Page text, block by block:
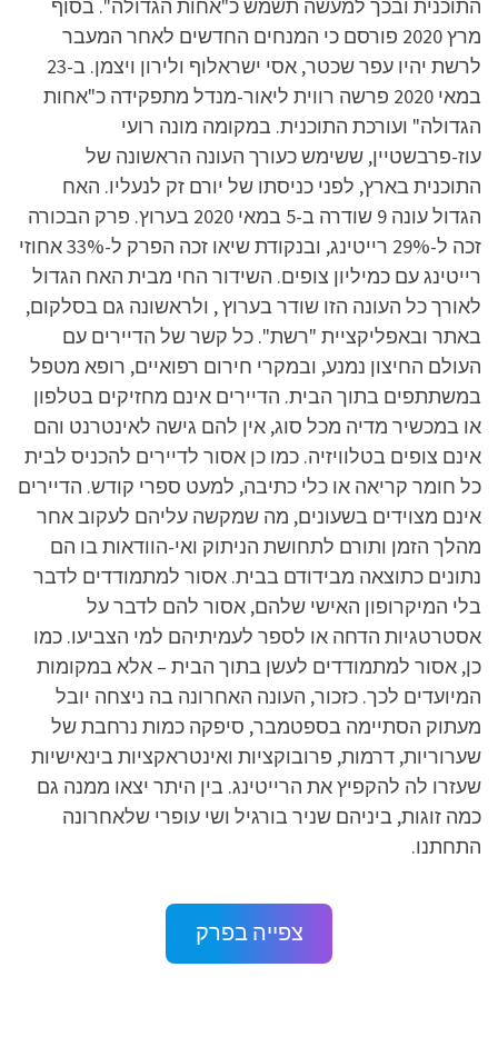
התוכנית ובכך למעשה תשמש כ"אחות הגדולה". בסוף
מרץ 2020 פורסם כי המנחים החדשים לאחר המעבר
לרשת יהיו עפר שכטר, אסי ישראלוף ולירון ויצמן. ב-23
במאי 2020 פרשה רווית ליאור-מנדל מתפקידה כ"אחות
הגדולה" ועורכת התוכנית. במקומה מונה רועי
עוז-פרבשטיין, ששימש כעורך העונה הראשונה של
התוכנית בארץ, לפני כניסתו של יורם זק לנעליו. האח
הגדול עונה 9 שודרה ב-5 במאי 2020 בערוץ. פרק הבכורה
זכה ל-29% רייטינג, ובנקודת שיאו זכה הפרק ל-33% אחוזי
רייטינג עם כמיליון צופים. השידור החי מבית האח הגדול
לאורך כל העונה הזו שודר בערוץ , ולראשונה גם בסלקום,
באתר ובאפליקציית "רשת". כל קשר של הדיירים עם
העולם החיצון נמנע, ובמקרי חירום רפואיים, רופא מטפל
במשתתפים בתוך הבית. הדיירים אינם מחזיקים בטלפון
או במכשיר מדיה מכל סוג, אין להם גישה לאינטרנט והם
אינם צופים בטלוויזיה. כמו כן אסור לדיירים להכניס לבית
כל חומר קריאה או כלי כתיבה, למעט ספרי קודש. הדיירים
אינם מצוידים בשעונים, מה שמקשה עליהם לעקוב אחר
מהלך הזמן ותורם לתחושת הניתוק ואי-הוודאות בו הם
נתונים כתוצאה מבידודם בבית. אסור למתמודדים לדבר
בלי המיקרופון האישי שלהם, אסור להם לדבר על
אסטרטגיות הדחה או לספר לעמיתיהם למי הצביעו. כמו
כן, אסור למתמודדים לעשן בתוך הבית – אלא במקומות
המיועדים לכך. כזכור, העונה האחרונה בה ניצחה יובל
מעתוק הסתיימה בספטמבר, סיפקה כמות נרחבת של
שערוריות, דרמות, פרובוקציות ואינטראקציות בינאישיות
שעזרו לה להקפיץ את הרייטינג. בין היתר יצאו ממנה גם
כמה זוגות, ביניהם שניר בורגיל ושי עופרי שלאחרונה
התחתנו.
צפייה בפרק